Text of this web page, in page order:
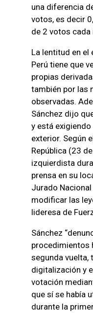
una diferencia
votos, es decir
de 2 votos cada
La lentitud en
Perú tiene que
propias
también por las
observadas.
Sánchez dijo
y está
exterior. Según
República (23
izquierdista
prensa en su
Jurado
modificar las
lideresa de
Sánchez
procedimientos
segunda vuelta,
digitalización y
votación
que sí se había
durante la